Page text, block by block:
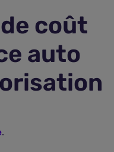
coût
auto
.